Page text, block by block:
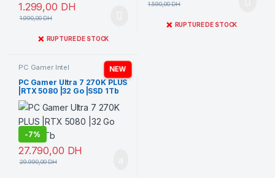
1.299,00 DH
1.990,00DH
❌ RUPTURE DE STOCK
1.590,00DH
❌ RUPTURE DE STOCK
NEW
PC Gamer Intel
PC Gamer Ultra 7 270K PLUS
|RTX 5080 |32 Go |SSD 1Tb
-7%
27.790,00 DH
29.990,00DH